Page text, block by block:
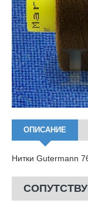
ОПИСАНИЕ
Нитки Gutermann